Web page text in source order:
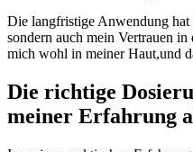
Die ‌langfristige Anwendung
sondern ⁤auch mein⁣ Vertrauen​
mich wohl in meiner Haut,und
Die richtige⁢
‌meiner Erfahrung